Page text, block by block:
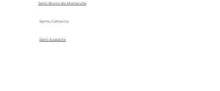
Saint-Bruno-de-Montarville
Sainte-Catherine
Saint-Eustache